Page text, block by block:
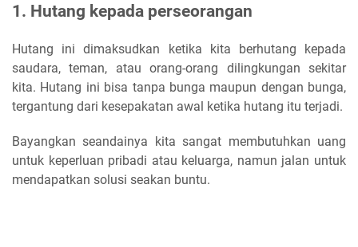
1. Hutang kepada perseorangan
Hutang ini dimaksudkan ketika kita berhutang kepada
saudara, teman, atau orang-orang dilingkungan sekitar
kita. Hutang ini bisa tanpa bunga maupun dengan bunga,
tergantung dari kesepakatan awal ketika hutang itu terjadi.
Bayangkan seandainya kita sangat membutuhkan uang
untuk keperluan pribadi atau keluarga, namun jalan untuk
mendapatkan solusi seakan buntu.